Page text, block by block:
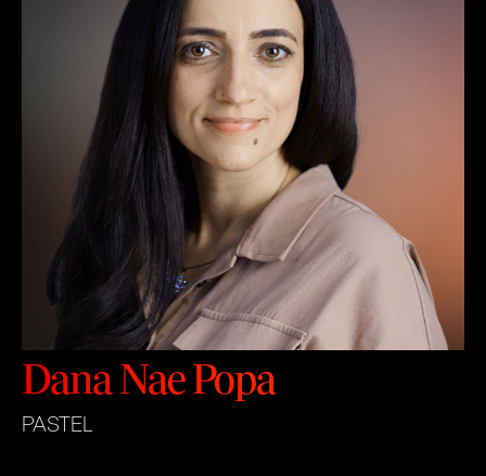
Dana Nae Popa
PASTEL